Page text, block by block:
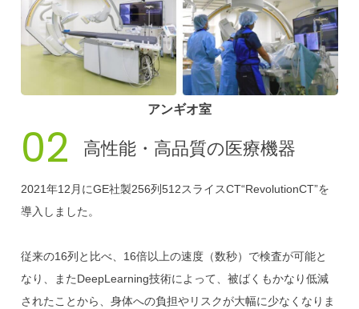
アンギオ室
02 高性能・高品質の 医療機器
2021年12月にGE社製256列512スライスCT“RevolutionCT”を
導入しました。
従来の16列と比べ、16倍以上の速度（数秒）で検査が可能と
なり、またDeepLearning技術によって、被ばくもかなり低減
されたことから、身体への負担やリスクが大幅に少なくなりま